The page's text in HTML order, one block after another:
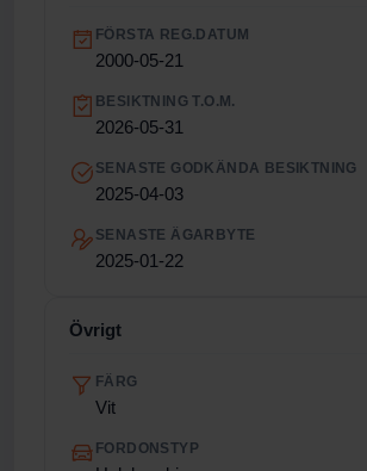
FÖRSTA REG.DATUM
2000-05-21
BESIKTNING T.O.M.
2026-05-31
SENASTE GODKÄNDA BESIKTNING
2025-04-03
SENASTE ÄGARBYTE
2025-01-22
Övrigt
FÄRG
Vit
FORDONSTYP